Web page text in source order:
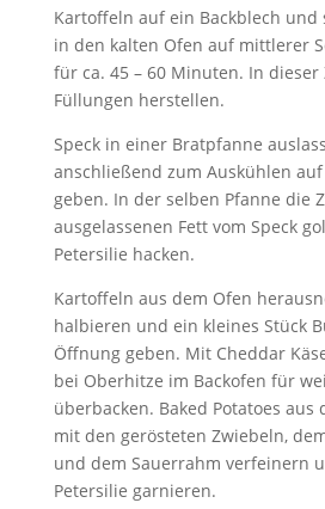
Kartoffeln auf ein Backblech und
in den kalten Ofen auf mittlerer
für ca. 45 – 60 Minuten. In dieser
Füllungen herstellen.
Speck in einer Bratpfanne
anschließend zum Auskühlen
geben. In der selben Pfanne die
ausgelassenen Fett vom Speck
Petersilie hacken.
Kartoffeln aus dem Ofen
halbieren und ein kleines Stück
Öffnung geben. Mit Cheddar
bei Oberhitze im Backofen für
überbacken. Baked Potatoes aus
mit den gerösteten Zwiebeln,
und dem Sauerrahm verfeinern
Petersilie garnieren.